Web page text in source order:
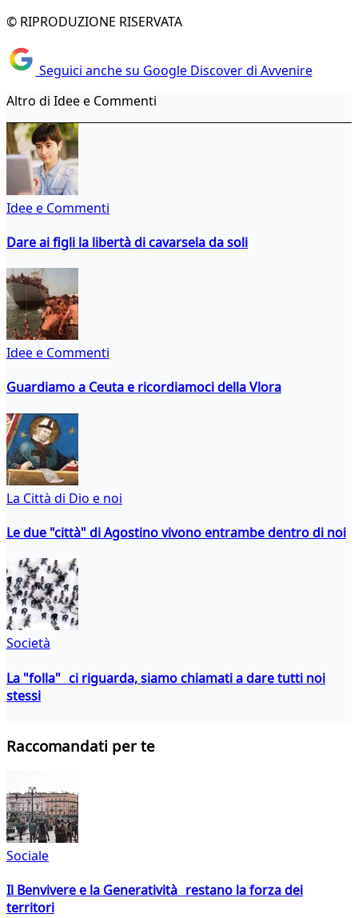
© RIPRODUZIONE RISERVATA
Seguici anche su Google Discover di Avvenire
Altro di Idee e Commenti
Idee e Commenti
Dare ai figli la libertà di cavarsela da soli
Idee e Commenti
Guardiamo a Ceuta e ricordiamoci della Vlora
La Città di Dio e noi
Le due "città" di Agostino vivono entrambe dentro di noi
Società
La "folla" ci riguarda, siamo chiamati a dare tutti noi
stessi
Raccomandati per te
Sociale
Il Benvivere e la Generatività restano la forza dei
territori